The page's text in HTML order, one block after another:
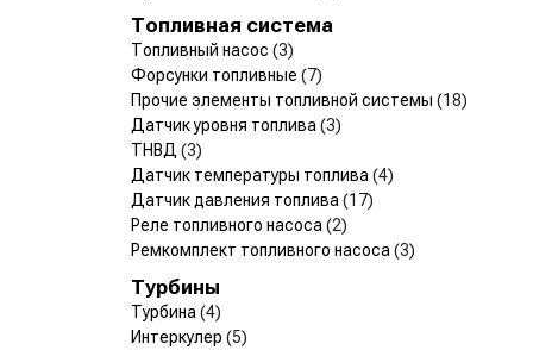
Топливная система
Топливный насос (3)
Форсунки топливные (7)
Прочие элементы топливной системы (18)
Датчик уровня топлива (3)
ТНВД (3)
Датчик температуры топлива (4)
Датчик давления топлива (17)
Реле топливного насоса (2)
Ремкомплект топливного насоса (3)
Турбины
Турбина (4)
Интеркулер (5)